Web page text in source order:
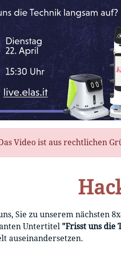
Video ist aus rechtlichen
Sie zu unserem nächsten
Untertitel "Frisst uns die
auseinandersetzen.